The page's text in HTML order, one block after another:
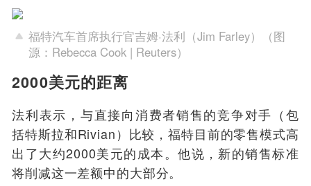
福特汽车首席执行官吉姆·法利（Jim Farley）（图
源：Rebecca Cook | Reuters）
2000美元的距离
法利表示，与直接向消费者销售的竞争对手（包
括特斯拉和Rivian）比较，福特目前的零售模式高
出了大约2000美元的成本。他说，新的销售标准
将削减这一差额中的大部分。